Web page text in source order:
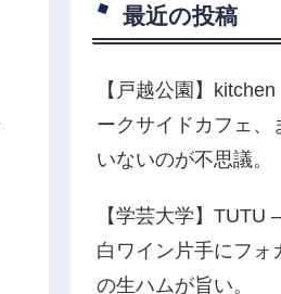
最近の投稿
【戸越公園】
ークサイドカフェ、
いないのが不思議。
【学芸大学】TUTU
白ワイン片手にフォ
の生ハムが旨い。